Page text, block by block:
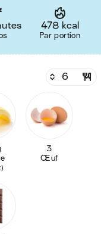
478 kcal
Par portion
3
Œuf